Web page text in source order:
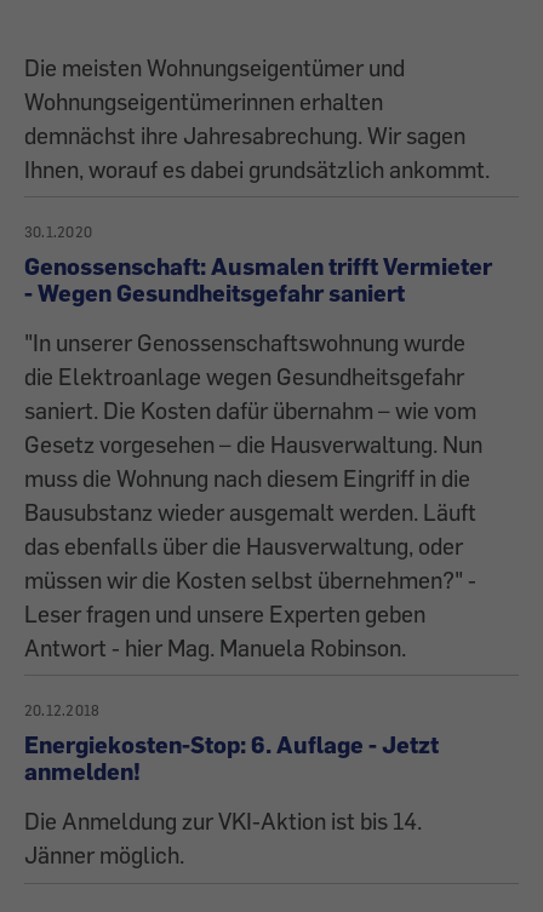
Die meisten Wohnungseigentümer und
Wohnungseigen­tümerinnen erhalten
demnächst ihre Jahresabrechung. Wir sagen
Ihnen, worauf es dabei grundsätzlich ankommt.
30.1.2020
Genossenschaft: Ausmalen trifft Vermieter
- Wegen Gesundheitsgefahr saniert
"In unserer Genossenschaftswohnung wurde
die Elektroanlage wegen Gesundheitsgefahr
saniert. Die Kosten dafür übernahm – wie vom
Gesetz vorgesehen – die Hausverwaltung. Nun
muss die Wohnung nach diesem Eingriff in die
Bausubstanz wieder ausgemalt werden. Läuft
das ebenfalls über die Hausverwaltung, oder
müssen wir die Kosten selbst übernehmen?" -
Leser fragen und unsere Experten geben
Antwort - hier Mag. Manuela Robinson.
20.12.2018
Energiekosten-Stop: 6. Auflage - Jetzt
anmelden!
Die Anmeldung zur VKI-Aktion ist bis 14.
Jänner möglich.